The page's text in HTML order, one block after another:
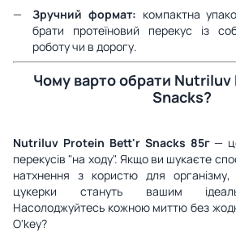
Зручний формат: компактна
брати протеїновий перекус із
роботу чи в дорогу.
Чому варто обрати
Snacks?
Nutriluv Protein Bett'r Snacks 85г— це
перекусів "на ходу". Якщо ви шукаєте
натхнення з користю для організму,
цукерки стануть вашим
Насолоджуйтесь кожною миттю без
O'key?